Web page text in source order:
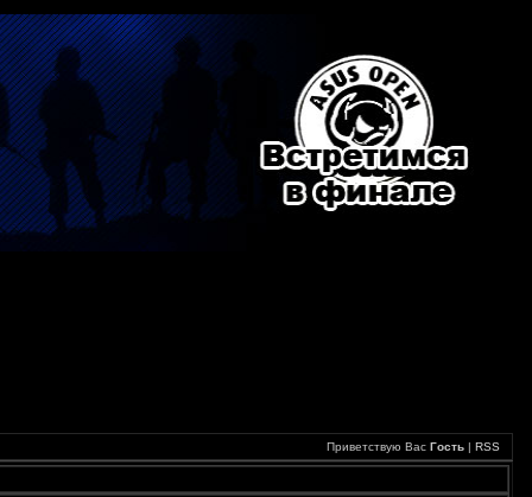
Приветствую Вас Гость | RSS